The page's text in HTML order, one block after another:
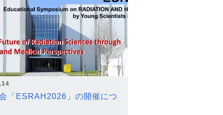
「ESRAH2026」の開催につ